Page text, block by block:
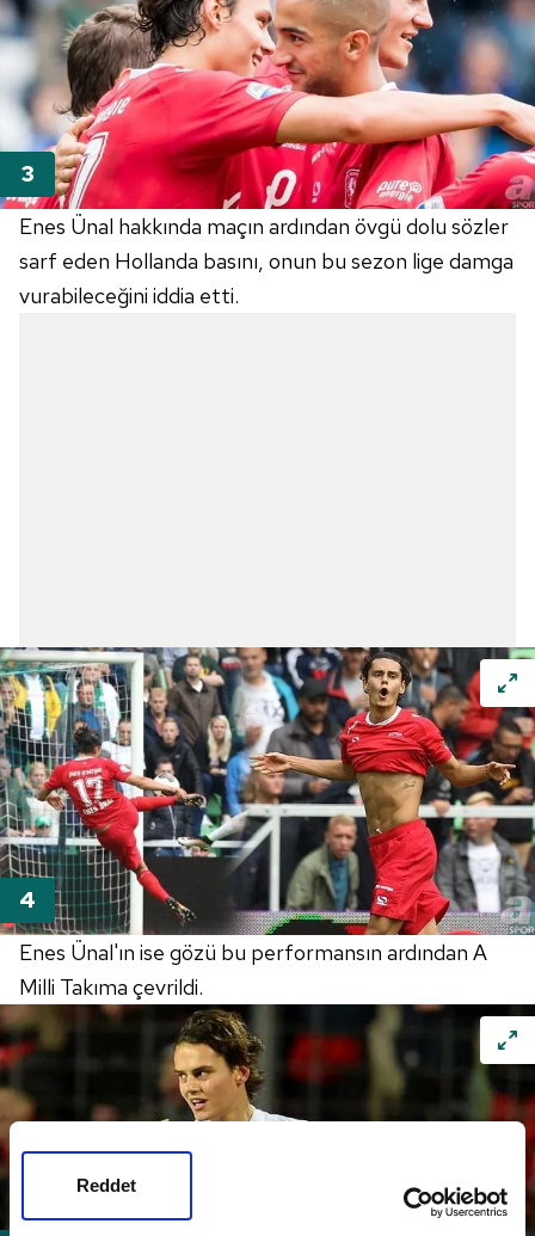
Reddet
Enes Ünal hakkında maçın ardından övgü dolu sözler
sarf eden Hollanda basını, onun bu sezon lige damga
vurabileceğini iddia etti.
Enes Ünal'ın ise gözü bu performansın ardından A
Milli Takıma çevrildi.